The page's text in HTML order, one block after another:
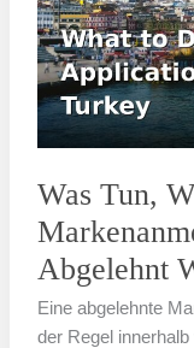
Was Tun,
Abgelehnt
Eine abgelehnte
der Regel
Markenanmeldung
in
der
Türkei
Abgelehnt